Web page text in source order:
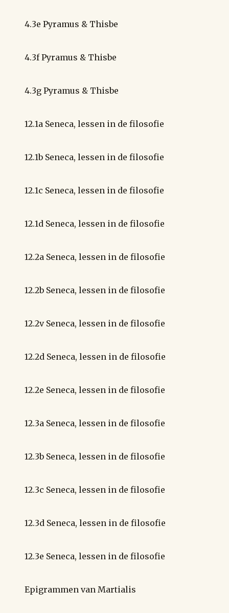
4.3e Pyramus & Thisbe
4.3f Pyramus & Thisbe
4.3g Pyramus & Thisbe
12.1a Seneca, lessen in de filosofie
12.1b Seneca, lessen in de filosofie
12.1c Seneca, lessen in de filosofie
12.1d Seneca, lessen in de filosofie
12.2a Seneca, lessen in de filosofie
12.2b Seneca, lessen in de filosofie
12.2v Seneca, lessen in de filosofie
12.2d Seneca, lessen in de filosofie
12.2e Seneca, lessen in de filosofie
12.3a Seneca, lessen in de filosofie
12.3b Seneca, lessen in de filosofie
12.3c Seneca, lessen in de filosofie
12.3d Seneca, lessen in de filosofie
12.3e Seneca, lessen in de filosofie
Epigrammen van Martialis